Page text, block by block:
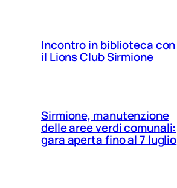
Incontro in biblioteca con
il Lions Club Sirmione
Sirmione, manutenzione
delle aree verdi comunali:
gara aperta fino al 7 luglio